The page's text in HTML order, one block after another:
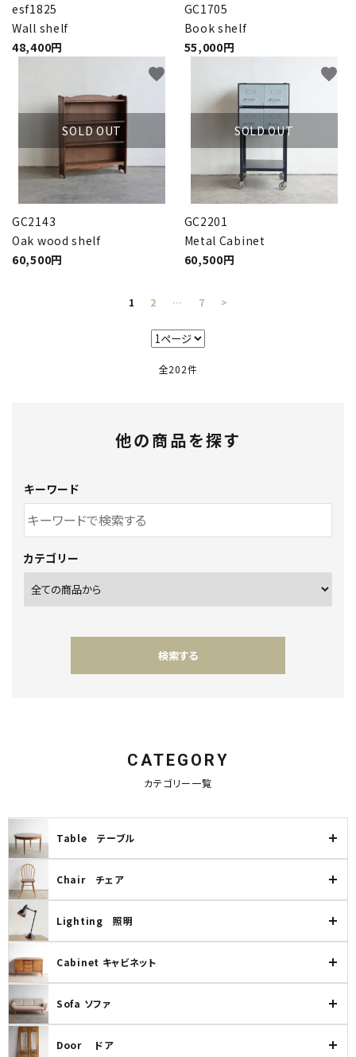
esf1825
Wall shelf
48,400円
GC1705
Book shelf
55,000円
SOLD OUT
GC2143
Oak wood shelf
60,500円
favorite
SOLD OUT
GC2201
Metal Cabinet
60,500円
favorite
1 2 … 7 >
全202件
他の商品を探す
キーワード
カテゴリー
検索する
CATEGORY
カテゴリー一覧
Table テーブル
Chair チェア
Lighting 照明
Cabinet キャビネット
Sofa ソファ
Door ドア